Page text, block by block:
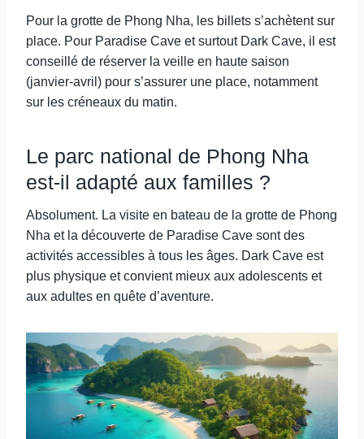
Pour la grotte de Phong Nha, les billets s’achètent sur
place. Pour Paradise Cave et surtout Dark Cave, il est
conseillé de réserver la veille en haute saison
(janvier-avril) pour s’assurer une place, notamment
sur les créneaux du matin.
Le parc national de Phong Nha
est-il adapté aux familles ?
Absolument. La visite en bateau de la grotte de Phong
Nha et la découverte de Paradise Cave sont des
activités accessibles à tous les âges. Dark Cave est
plus physique et convient mieux aux adolescents et
aux adultes en quête d’aventure.